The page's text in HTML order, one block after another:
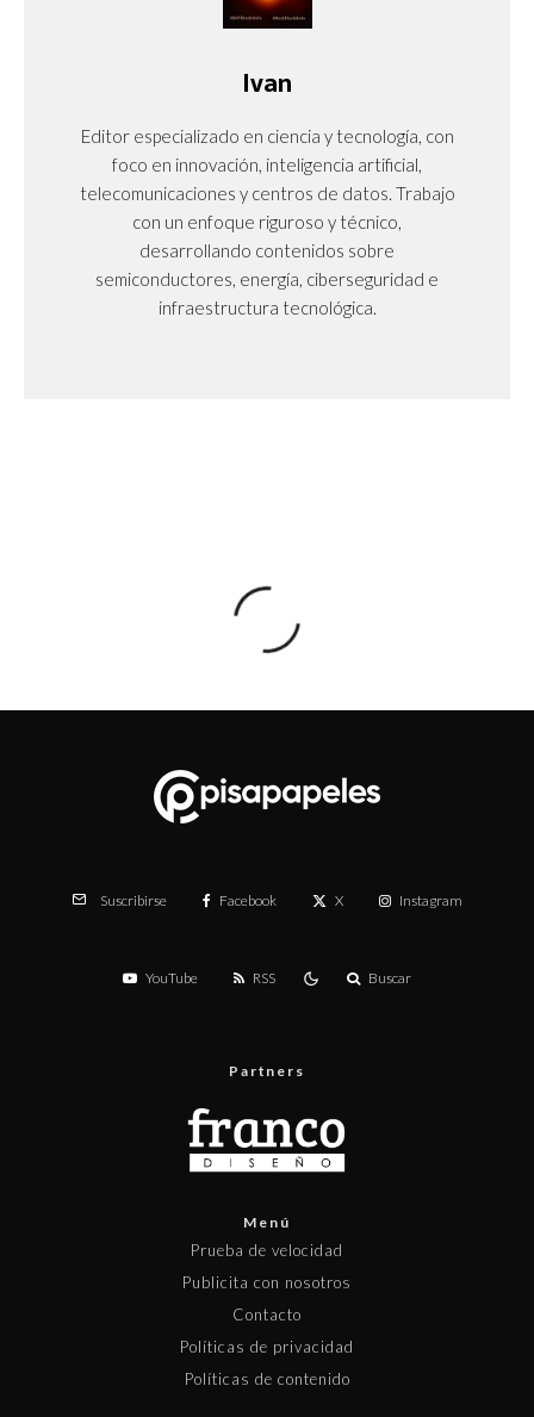
Ivan
Editor especializado en ciencia y tecnología, con
foco en innovación, inteligencia artificial,
telecomunicaciones y centros de datos. Trabajo
con un enfoque riguroso y técnico,
desarrollando contenidos sobre
semiconductores, energía, ciberseguridad e
infraestructura tecnológica.
Suscribirse Facebook X Instagram
YouTube RSS Buscar
Partners
Menú
Prueba de velocidad
Publicita con nosotros
Contacto
Políticas de privacidad
Políticas de contenido